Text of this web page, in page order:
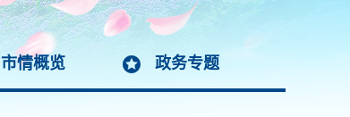
市情概览 政务专题